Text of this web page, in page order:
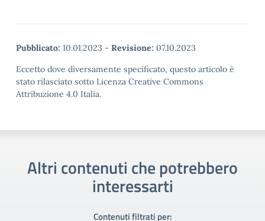
Pubblicato: 10.01.2023 - Revisione: 07.10.2023
Eccetto dove diversamente specificato, questo articolo è
stato rilasciato sotto Licenza Creative Commons
Attribuzione 4.0 Italia.
Altri contenuti che potrebbero
interessarti
Contenuti filtrati per: